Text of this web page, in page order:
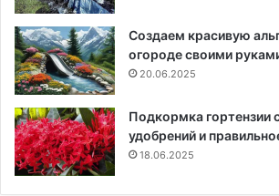
Создаем красивую
огороде своими
20.06.2025
Подкормка гортензии
удобрений и
18.06.2025